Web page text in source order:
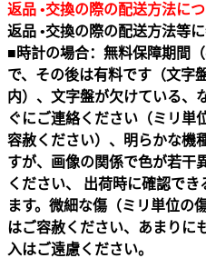
返品 •交換の際の配送方法に
返品 •交換の際の配送方法等
■時計の場合：無料保障期間
で、その後は有料です（文字
内）、文字盤が欠けている、
ぐにご連絡ください（ミリ単
容赦ください）、明らかな機
すが、画像の関係で色が若干
ください、 出荷時に確認で
ます。微細な傷（ミリ単位の
はご容赦ください、あまりに
入はご遠慮ください。